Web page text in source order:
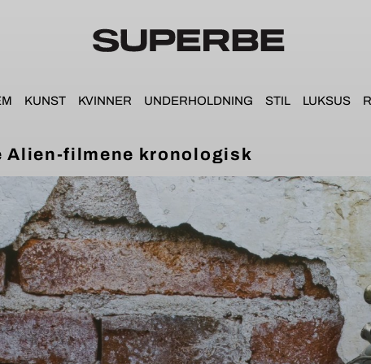
KUNST KVINNER UNDERHOLDNING STIL LUKSUS
Alien-filmene kronologisk